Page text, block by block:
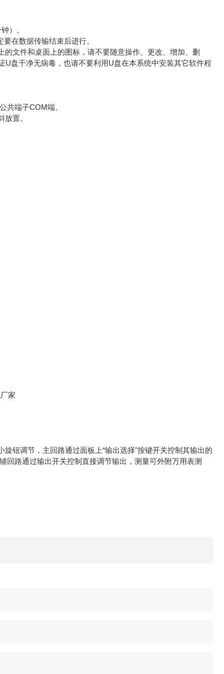
）。
在数据传输结束后进行。
文件和桌面上的图标，请不要随意操作、更改、增加、删
盘干净无病毒，也请不要利用U盘在本系统中安装其它软件程
共端子COM端。
置。
钮调节，主回路通过面板上“输出选择"按键开关控制其输出的
回路通过输出开关控制直接调节输出，测量可外附万用表测